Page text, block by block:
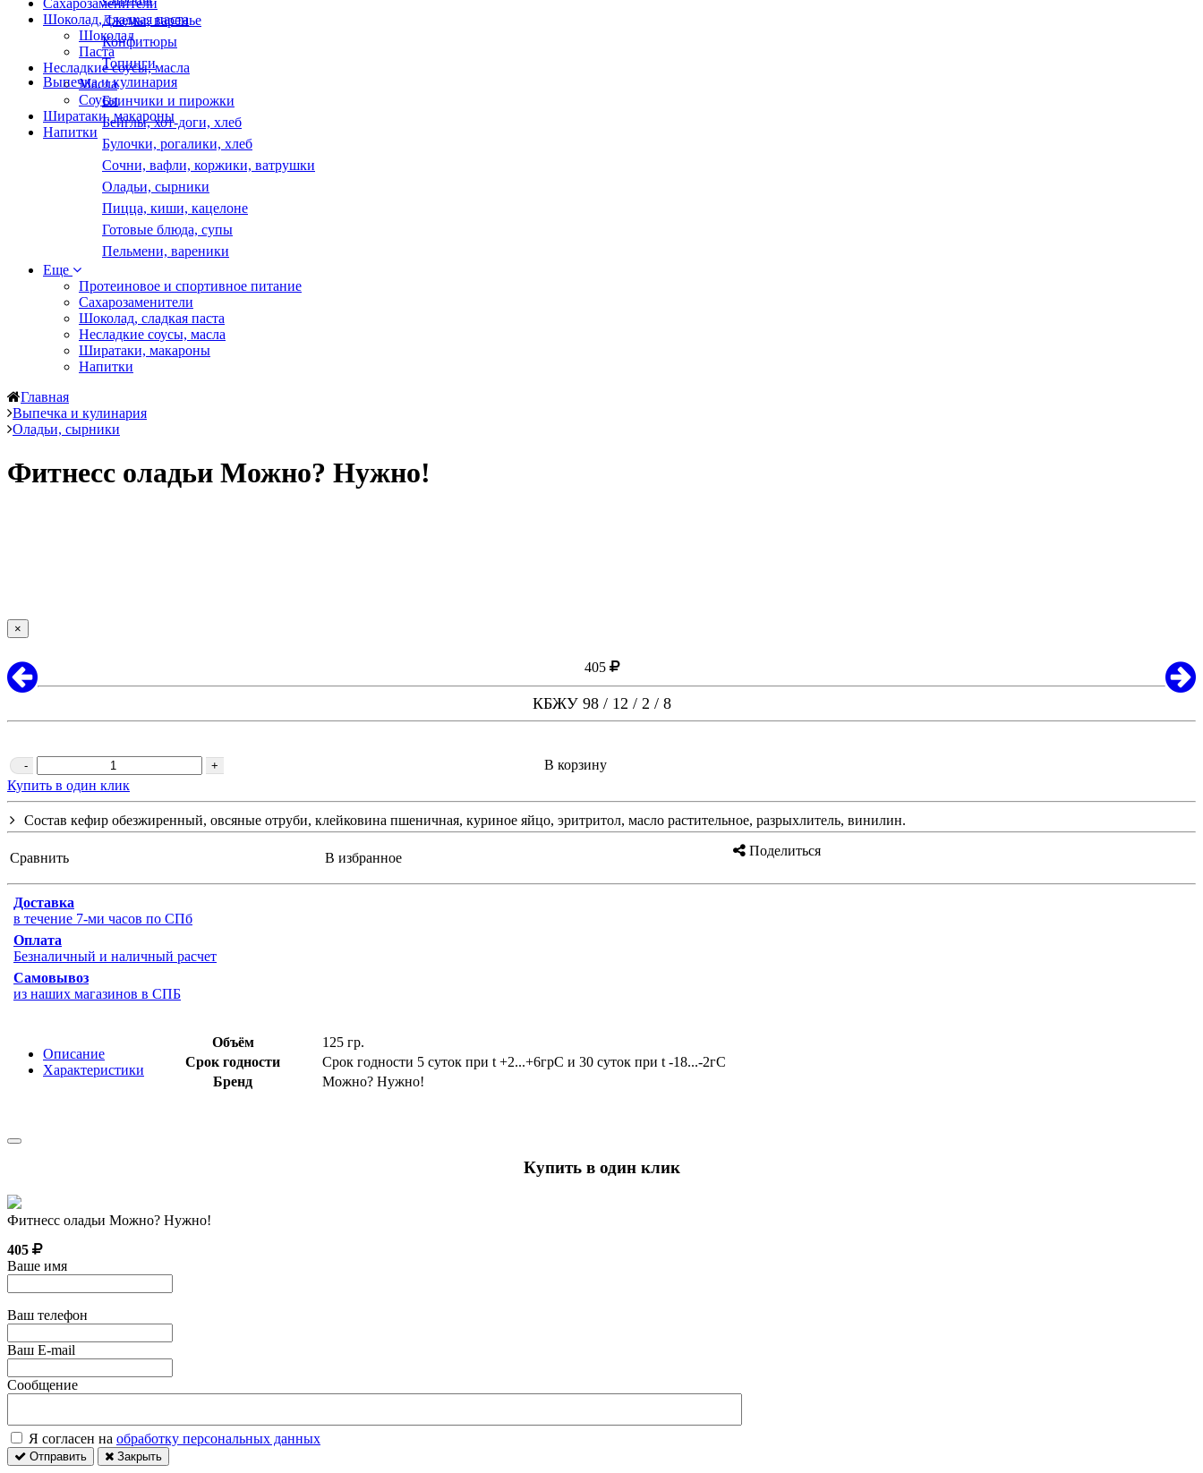
Сахарозаменители
Шоколад, сладкая паста
Шоколад
Паста
Несладкие соусы, масла
Масла
Соусы
Ширатаки, макароны
Напитки
Джемы, варенье
Конфитюры
Топинги
Выпечка и кулинария
Блинчики и пирожки
Бейглы, хот-доги, хлеб
Булочки, рогалики, хлеб
Сочни, вафли, коржики, ватрушки
Оладьи, сырники
Пицца, киши, кацелоне
Готовые блюда, супы
Пельмени, вареники
Еще
Протеиновое и спортивное питание
Сахарозаменители
Шоколад, сладкая паста
Несладкие соусы, масла
Ширатаки, макароны
Напитки
Главная
Выпечка и кулинария
Оладьи, сырники
Фитнесс оладьи Можно? Нужно!
×
405
КБЖУ 98 / 12 / 2 / 8
- +
В корзину
Купить в один клик
Состав кефир обезжиренный, овсяные отруби, клейковина пшеничная, куриное яйцо, эритритол, масло растительное, разрыхлитель, винилин.
Сравнить В избранное Поделиться
Доставка
в течение 7-ми часов по СПб
Оплата
Безналичный и наличный расчет
Самовывоз
из наших магазинов в СПБ
Описание
Характеристики
Объём
125 гр.
Срок годности
Срок годности 5 суток при t +2...+6грС и 30 суток при t -18...-2гС
Бренд
Можно? Нужно!
Купить в один клик
Фитнесс оладьи Можно? Нужно!
405
Ваше имя
Ваш телефон
Ваш E-mail
Сообщение
Я согласен на обработку персональных данных
Отправить Закрыть